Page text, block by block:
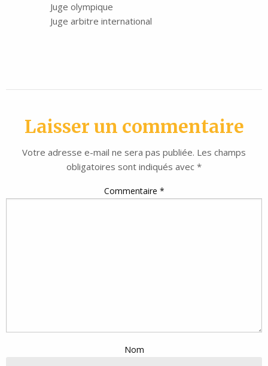
Juge olympique
Juge arbitre international
Laisser un commentaire
Votre adresse e-mail ne sera pas publiée. Les champs
obligatoires sont indiqués avec *
Commentaire *
Nom